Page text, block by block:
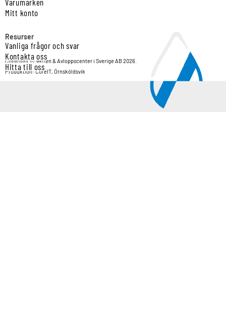
Mitt konto
Resurser
Vanliga frågor och svar
Kontakta oss
Hitta till oss
Copyright © Vatten & Avloppscenter i Sverige AB 2026.
Produktion: CoreIT, Örnsköldsvik